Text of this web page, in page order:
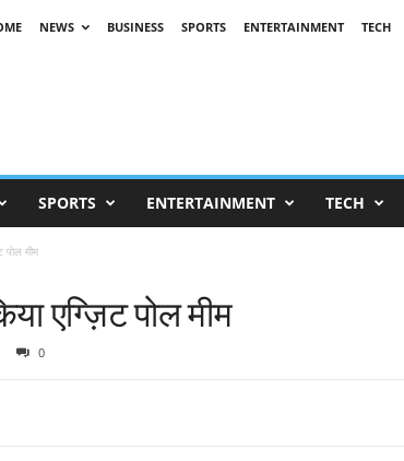
NEWS BUSINESS SPORTS ENTERTAINMENT TECH
SPORTS ENTERTAINMENT TECH
पोल मीम
एग्ज़िट पोल मीम
0